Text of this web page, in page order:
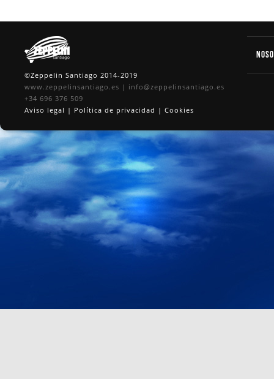
©Zeppelin Santiago 2014-2019
www.zeppelinsantiago.es | info@zeppelinsantiago.es
+34 696 376 509
Aviso legal | Política de privacidad | Cookies